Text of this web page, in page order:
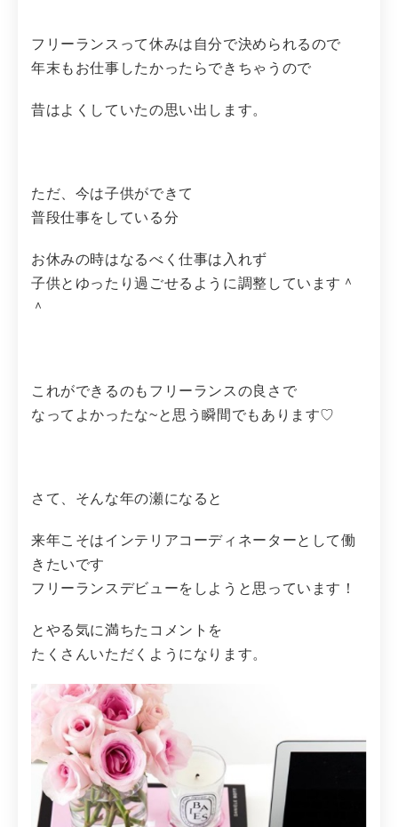
フリーランスって休みは自分で決められるので
年末もお仕事したかったらできちゃうので
昔はよくしていたの思い出します。
ただ、今は子供ができて
普段仕事をしている分
お休みの時はなるべく仕事は入れず
子供とゆったり過ごせるように調整しています＾
＾
これができるのもフリーランスの良さで
なってよかったな~と思う瞬間でもあります♡
さて、そんな年の瀬になると
来年こそはインテリアコーディネーターとして働
きたいです
フリーランスデビューをしようと思っています！
とやる気に満ちたコメントを
たくさんいただくようになります。